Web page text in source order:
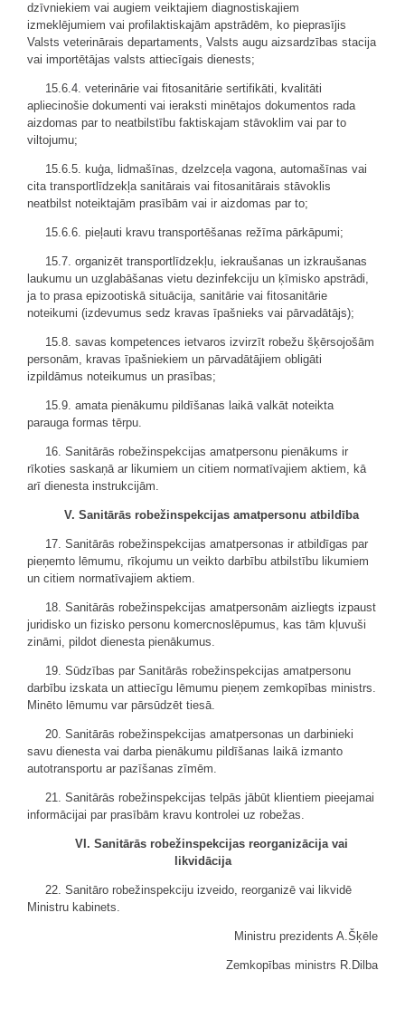
dzīvniekiem vai augiem veiktajiem diagnostiskajiem
izmeklējumiem vai profilaktiskajām apstrādēm, ko pieprasījis
Valsts veterinārais departaments, Valsts augu aizsardzības stacija
vai importētājas valsts attiecīgais dienests;
15.6.4. veterinārie vai fitosanitārie sertifikāti, kvalitāti
apliecinošie dokumenti vai ieraksti minētajos dokumentos rada
aizdomas par to neatbilstību faktiskajam stāvoklim vai par to
viltojumu;
15.6.5. kuģa, lidmašīnas, dzelzceļa vagona, automašīnas vai
cita transportlīdzekļa sanitārais vai fitosanitārais stāvoklis
neatbilst noteiktajām prasībām vai ir aizdomas par to;
15.6.6. pieļauti kravu transportēšanas režīma pārkāpumi;
15.7. organizēt transportlīdzekļu, iekraušanas un izkraušanas
laukumu un uzglabāšanas vietu dezinfekciju un ķīmisko apstrādi,
ja to prasa epizootiskā situācija, sanitārie vai fitosanitārie
noteikumi (izdevumus sedz kravas īpašnieks vai pārvadātājs);
15.8. savas kompetences ietvaros izvirzīt robežu šķērsojošām
personām, kravas īpašniekiem un pārvadātājiem obligāti
izpildāmus noteikumus un prasības;
15.9. amata pienākumu pildīšanas laikā valkāt noteikta
parauga formas tērpu.
16. Sanitārās robežinspekcijas amatpersonu pienākums ir
rīkoties saskaņā ar likumiem un citiem normatīvajiem aktiem, kā
arī dienesta instrukcijām.
V. Sanitārās robežinspekcijas amatpersonu atbildība
17. Sanitārās robežinspekcijas amatpersonas ir atbildīgas par
pieņemto lēmumu, rīkojumu un veikto darbību atbilstību likumiem
un citiem normatīvajiem aktiem.
18. Sanitārās robežinspekcijas amatpersonām aizliegts izpaust
juridisko un fizisko personu komercnoslēpumus, kas tām kļuvuši
zināmi, pildot dienesta pienākumus.
19. Sūdzības par Sanitārās robežinspekcijas amatpersonu
darbību izskata un attiecīgu lēmumu pieņem zemkopības ministrs.
Minēto lēmumu var pārsūdzēt tiesā.
20. Sanitārās robežinspekcijas amatpersonas un darbinieki
savu dienesta vai darba pienākumu pildīšanas laikā izmanto
autotransportu ar pazīšanas zīmēm.
21. Sanitārās robežinspekcijas telpās jābūt klientiem pieejamai
informācijai par prasībām kravu kontrolei uz robežas.
VI. Sanitārās robežinspekcijas reorganizācija vai
likvidācija
22. Sanitāro robežinspekciju izveido, reorganizē vai likvidē
Ministru kabinets.
Ministru prezidents A.Šķēle
Zemkopības ministrs R.Dilba